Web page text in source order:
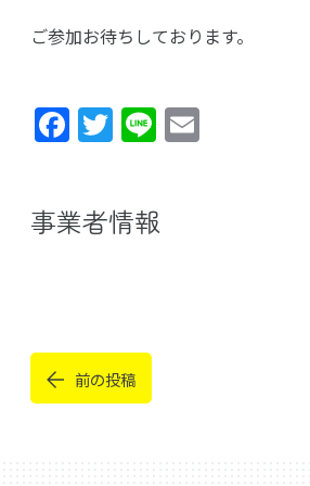
ご参加お待ちしております。
Facebook
Twitter
LineEmail
事業者情報
前の投稿